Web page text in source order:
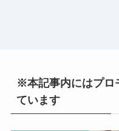
※本記事内にはプロ
ています